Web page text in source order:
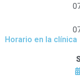
Horario en la clínica